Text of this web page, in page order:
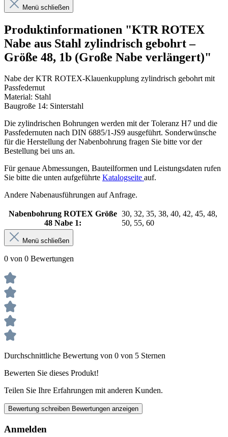
Menü schließen
Produktinformationen "KTR ROTEX
Nabe aus Stahl zylindrisch gebohrt –
Größe 48, 1b (Große Nabe verlängert)"
Nabe der KTR ROTEX-Klauenkupplung zylindrisch gebohrt mit
Passfedernut
Material: Stahl
Baugroße 14: Sinterstahl
Die zylindrischen Bohrungen werden mit der Toleranz H7 und die
Passfedernuten nach DIN 6885/1-JS9 ausgeführt. Sonderwünsche
für die Herstellung der Nabenbohrung fragen Sie bitte vor der
Bestellung bei uns an.
Für genaue Abmessungen, Bauteilformen und Leistungsdaten rufen
Sie bitte die unten aufgeführte Katalogseite auf.
Andere Nabenausführungen auf Anfrage.
Nabenbohrung ROTEX Größe
48 Nabe 1:
30, 32, 35, 38, 40, 42, 45, 48,
50, 55, 60
Menü schließen
0 von 0 Bewertungen
Durchschnittliche Bewertung von 0 von 5 Sternen
Bewerten Sie dieses Produkt!
Teilen Sie Ihre Erfahrungen mit anderen Kunden.
Bewertung schreiben Bewertungen anzeigen
Anmelden